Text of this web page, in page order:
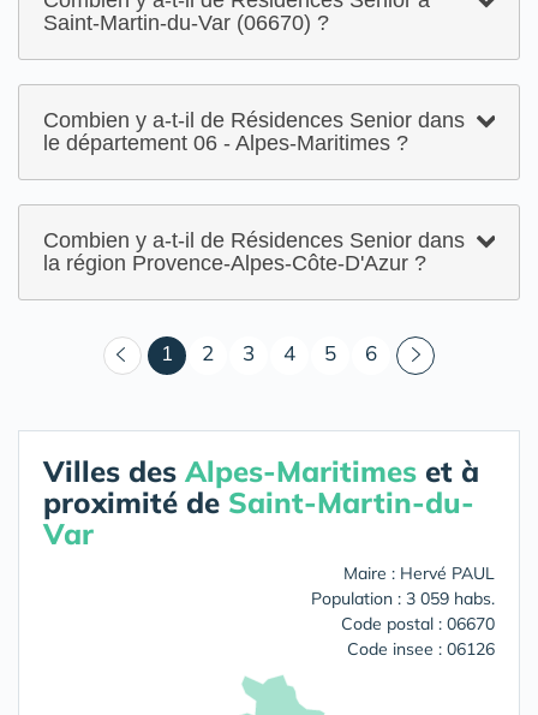
Saint-Martin-du-Var (06670) ?
Combien y a-t-il de Résidences Senior dans
le département 06 - Alpes-Maritimes ?
Combien y a-t-il de Résidences Senior dans
la région Provence-Alpes-Côte-D'Azur ?
1 (courant)
2 3 4 5 6
Villes des Alpes-Maritimes et à
proximité de Saint-Martin-du-
Var
Maire : Hervé PAUL
Population : 3 059 habs.
Code postal : 06670
Code insee : 06126